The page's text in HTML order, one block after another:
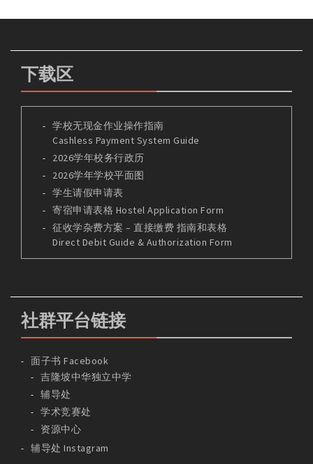
下载区
学校无现金作业操作指南
Cashless Payment System Guide
2026学年校务行政历
2026学年学校平面图
学生请假申请表
寄宿申请表格 Hostel Application Form
征收学杂费方案 – 直接缴费 指南和表格
Direct Debit Guide & Authorization Form
社群平台链接
面子书 Facebook
吉隆坡中华独立中学
辅导处
学术竞赛处
资源中心
辅导处 Instagram